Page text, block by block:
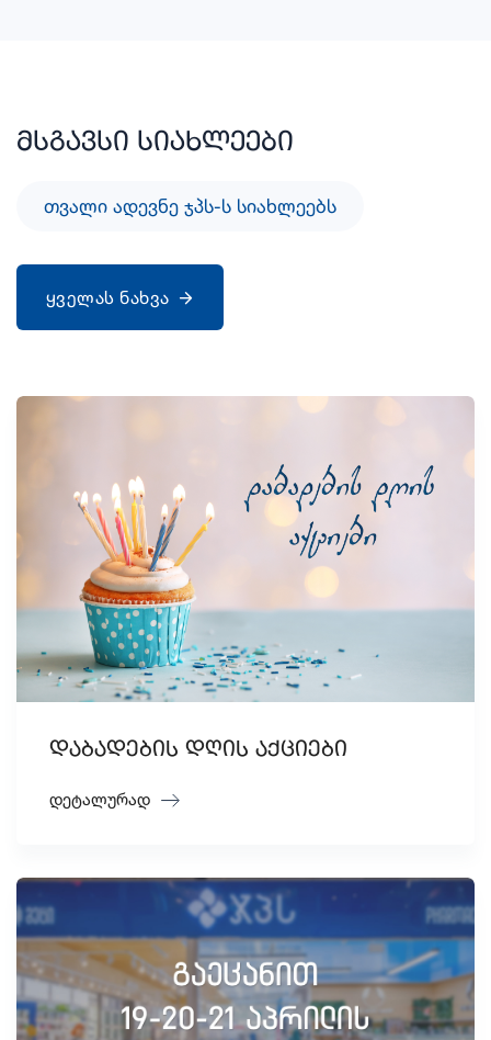
მსგავსი სიახლეები
ᲗᲕᲐᲚᲘ ᲐᲓᲔᲕᲜᲔ ᲯᲞᲡ-Ს ᲡᲘᲐᲮᲚᲔᲔᲑᲡ
ყველას ნახვა
დაბადების დღის აქციები
დეტალურად